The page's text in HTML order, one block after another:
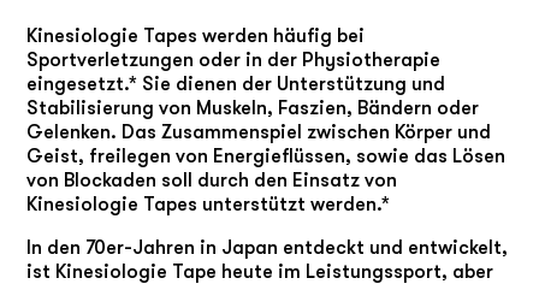
Kinesiologie Tapes werden häufig bei
Sportverletzungen oder in der Physiotherapie
eingesetzt.* Sie dienen der Unterstützung und
Stabilisierung von Muskeln, Faszien, Bändern oder
Gelenken. Das Zusammenspiel zwischen Körper und
Geist, freilegen von Energieflüssen, sowie das Lösen
von Blockaden soll durch den Einsatz von
Kinesiologie Tapes unterstützt werden.*
In den 70er-Jahren in Japan entdeckt und entwickelt,
ist Kinesiologie Tape heute im Leistungssport, aber